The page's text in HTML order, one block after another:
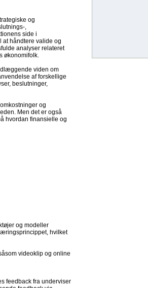
og
,
side i
at håndtere valide og
analyser relateret
økonomifolk.
viden om
af forskellige
beslutninger,
og
Men det er også
hvordan finansielle og
og modeller
hvilket
videoklip og online
feedback fra underviser